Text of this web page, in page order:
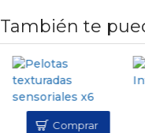
También te
Comprar